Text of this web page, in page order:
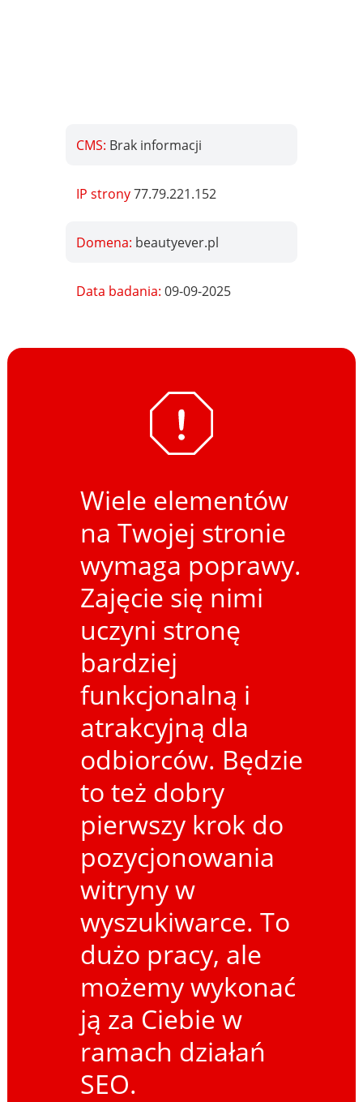
CMS: Brak informacji
IP strony77.79.221.152
Domena: beautyever.pl
Data badania:09-09-2025
Wiele elementów
na Twojej stronie
wymaga poprawy.
Zajęcie się nimi
uczyni stronę
bardziej
funkcjonalną i
atrakcyjną dla
odbiorców. Będzie
to też dobry
pierwszy krok do
pozycjonowania
witryny w
wyszukiwarce. To
dużo pracy, ale
możemy wykonać
ją za Ciebie w
ramach działań
SEO.